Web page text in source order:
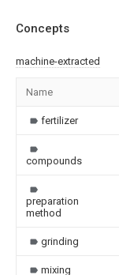
Concepts
machine-extracted
Name
fertilizer
compounds
preparation
method
grinding
mixing